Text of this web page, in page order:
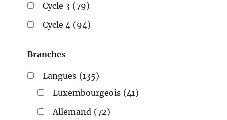
Cycle 3 (79)
Cycle 4 (94)
Branches
Langues (135)
Luxembourgeois (41)
Allemand (72)